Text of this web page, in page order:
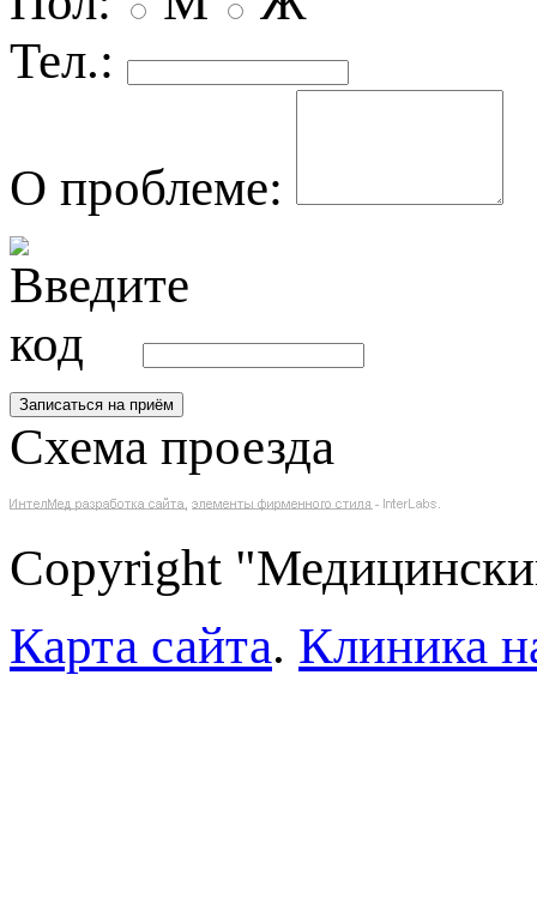
Тел.:
О проблеме:
Схема проезда
Copyright
Карта сайта. Клиника